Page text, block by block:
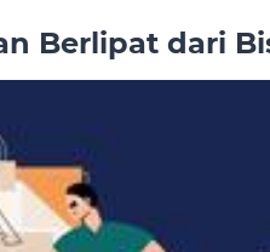
Berlipat dari